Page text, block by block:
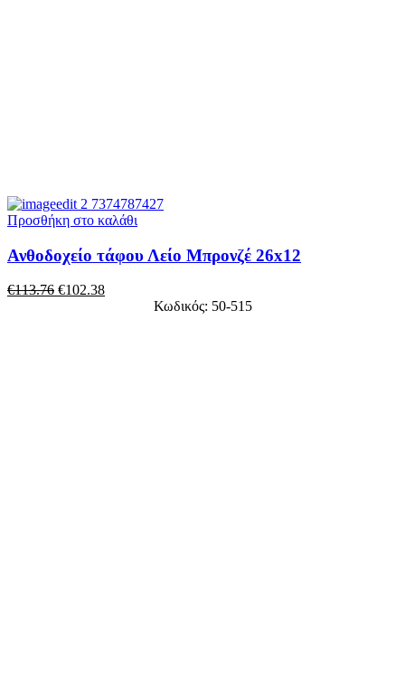
Προσθήκη στο καλάθι
Ανθοδοχείο τάφου Λείο Μπρονζέ 26x12
€113.76 €102.38
Κωδικός: 50-515